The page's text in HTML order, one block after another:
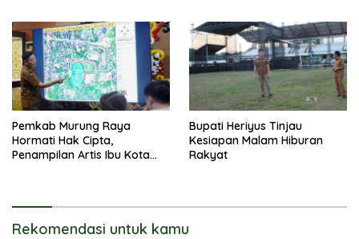
Pemkab Murung Raya
Hormati Hak Cipta,
Penampilan Artis Ibu Kota
Bupati Heriyus Tinjau
Kesiapan Malam Hiburan
Rakyat
Rekomendasi untuk kamu